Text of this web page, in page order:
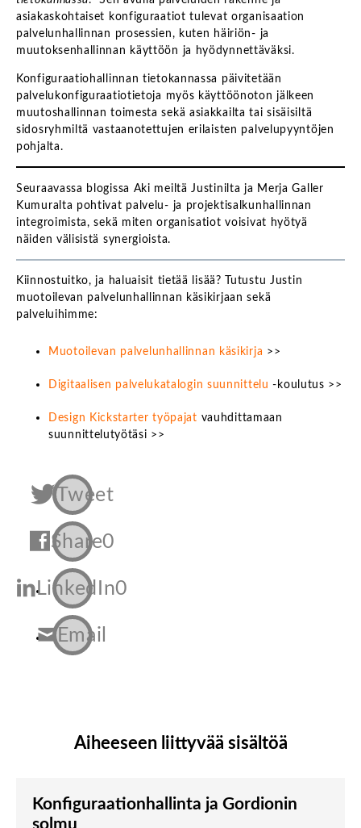
asiakaskohtaiset konfiguraatiot tulevat organisaation
palvelunhallinnan prosessien, kuten häiriön- ja
muutoksenhallinnan käyttöön ja hyödynnettäväksi.
Konfiguraatiohallinnan tietokannassa päivitetään
palvelukonfiguraatiotietoja myös käyttöönoton jälkeen
muutoshallinnan toimesta sekä asiakkailta tai sisäisiltä
sidosryhmiltä vastaanotettujen erilaisten palvelupyyntöjen
pohjalta.
Seuraavassa blogissa Aki meiltä Justinilta ja Merja Galler
Kumuralta pohtivat palvelu- ja projektisalkunhallinnan
integroimista, sekä miten organisatiot voisivat hyötyä
näiden välisistä synergioista.
Kiinnostuitko, ja haluaisit tietää lisää? Tutustu Justin
muotoilevan palvelunhallinnan käsikirjaan sekä
palveluihimme:
Muotoilevan palvelunhallinnan käsikirja >>
Digitaalisen palvelukatalogin suunnittelu -koulutus >>
Design Kickstarter työpajat vauhdittamaan
suunnittelutyötäsi >>
Tweet
Share0
LinkedIn0
Email
Aiheeseen liittyvää sisältöä
Konfiguraationhallinta ja Gordionin
solmu